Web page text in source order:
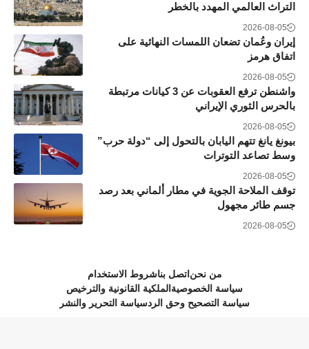
التراث العالمي المهدد بالخطر
2026-08-05
إيران وعُمان تضعان اللمسات النهائية على
اتفاق هرمز
2026-08-05
واشنطن ترفع العقوبات عن 3 كيانات مرتبطة
بالحرس الثوري الإيراني
2026-08-05
بيونغ يانغ تتهم اليابان بالتحول إلى “دولة حرب”
وسط تصاعد التوترات
2026-08-05
توقف الملاحة الجوية في مطار ألماني بعد رصد
جسم طائر مجهول
2026-08-05
من نحن اتصل بناشروط الاستخدام
سياسة الخصوصية الملكية القانونية والترخيص
سياسة التصحيح وحق الردسياسة التحرير والنشر